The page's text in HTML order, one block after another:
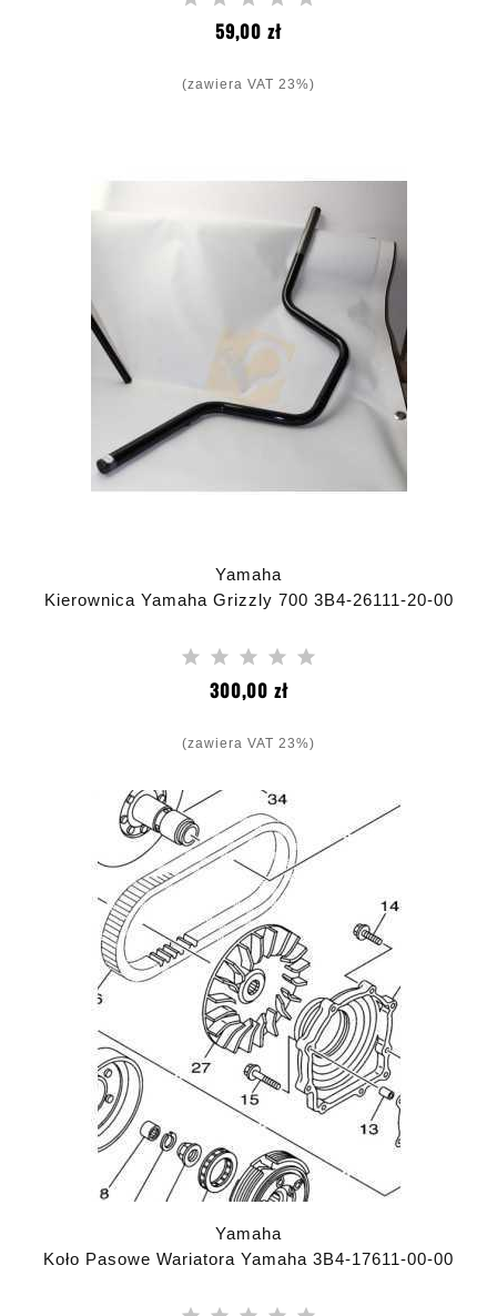
59,00 złCena
(zawiera VAT 23%)
Yamaha
Kierownica Yamaha Grizzly 700 3B4-26111-20-00
300,00 złCena
(zawiera VAT 23%)
Yamaha
Koło Pasowe Wariatora Yamaha 3B4-17611-00-00